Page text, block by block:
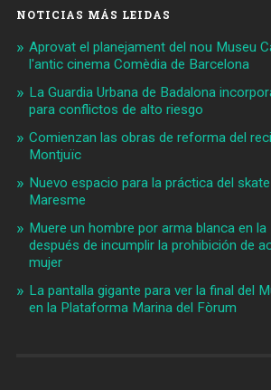
NOTICIAS MÁS LEIDAS
Aprovat el planejament del nou Museu
l'antic cinema Comèdia de Barcelona
La Guardia Urbana de Badalona
para conflictos de alto riesgo
Comienzan las obras de reforma del
Montjuïc
Nuevo espacio para la práctica del
Maresme
Muere un hombre por arma blanca en
después de incumplir la prohibición de
mujer
La pantalla gigante para ver la final del
en la Plataforma Marina del Fòrum